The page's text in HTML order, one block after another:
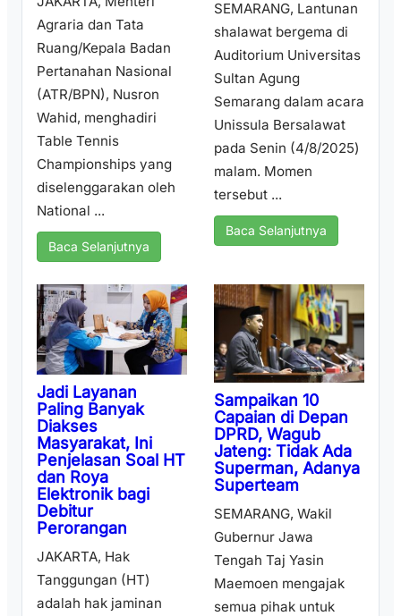
Agraria dan Tata
Ruang/Kepala Badan
Pertanahan Nasional
(ATR/BPN), Nusron
Wahid, menghadiri
Table Tennis
Championships yang
diselenggarakan oleh
National ...
Baca Selanjutnya
SEMARANG, Lantunan
shalawat bergema di
Auditorium Universitas
Sultan Agung
Semarang dalam acara
Unissula Bersalawat
pada Senin (4/8/2025)
malam. Momen
tersebut ...
Baca Selanjutnya
Jadi Layanan
Paling Banyak
Diakses
Masyarakat, Ini
Penjelasan Soal HT
dan Roya
Elektronik bagi
Debitur
Perorangan
JAKARTA, Hak
Tanggungan (HT)
adalah hak jaminan
Sampaikan 10
Capaian di Depan
DPRD, Wagub
Jateng: Tidak Ada
Superman, Adanya
Superteam
SEMARANG, Wakil
Gubernur Jawa
Tengah Taj Yasin
Maemoen mengajak
semua pihak untuk